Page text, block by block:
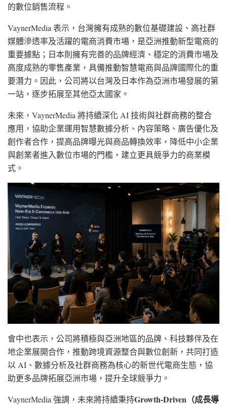
的數位銷售流程。
VaynerMedia 表示，台灣擁有成熟的數位基礎建設、高社群
媒體滲透率及活躍的電商消費市場，是亞洲推動新型電商的
重要據點；日本則擁有完善的品牌經濟、穩定的消費市場及
高度成熟的零售產業，具備推動智慧電商與品牌國際化的重
要潛力。因此，公司將以台灣及日本作為亞洲市場發展的第
一站，逐步拓展至其他亞太國家。
未來，VaynerMedia 將持續深化 AI 技術與社群商務的整合
應用，協助企業運用智慧數據分析、內容策略、廣告優化及
創作者合作，提高品牌曝光與商品轉換效率，降低中小企業
與創業者進入數位市場的門檻，建立更具競爭力的商業模
式。
會中也表示，公司將積極與亞洲地區的品牌、科技夥伴及在
地企業展開合作，推動跨境資源整合與數位創新，共同打造
以 AI、數據分析及社群商務為核心的新世代電商生態，協
助更多品牌拓展亞洲市場，提升全球競爭力。
VaynerMedia 強調，未來將持續秉持Growth-Driven （成長導